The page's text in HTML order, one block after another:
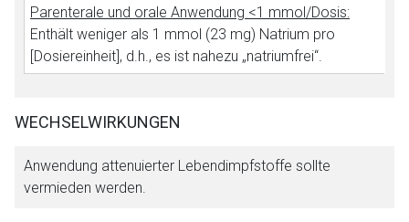
Parenterale und orale Anwendung <1 mmol/Dosis:
Enthält weniger als 1 mmol (23 mg) Natrium pro
[Dosiereinheit], d.h., es ist nahezu „natriumfrei“.
WECHSELWIRKUNGEN
Anwendung attenuierter Lebendimpfstoffe sollte
vermieden werden.